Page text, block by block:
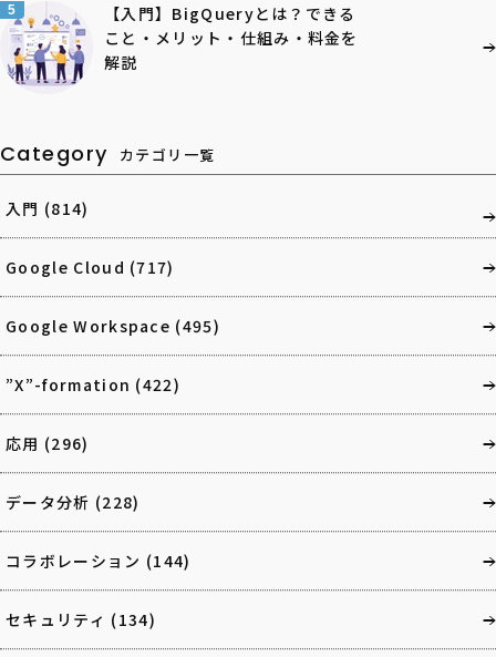
5
【入門】BigQueryとは？できる
こと・メリット・仕組み・料金を
解説
Category カテゴリ一覧
入門 (814)
Google Cloud (717)
Google Workspace (495)
”X”-formation (422)
応用 (296)
データ分析 (228)
コラボレーション (144)
セキュリティ (134)